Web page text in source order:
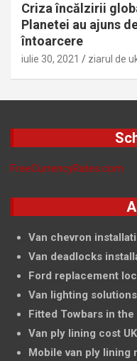
Criza încălzirii
Planetei au ajuns
întoarcere
iulie 30, 2021 ziarul de
FreeCurrencyRates.com
Van chevron
Van deadlocks
Ford replacement
Van lighting solutions
Fitted Towbars in the
Van ply lining cost UK
Mobile van ply lining